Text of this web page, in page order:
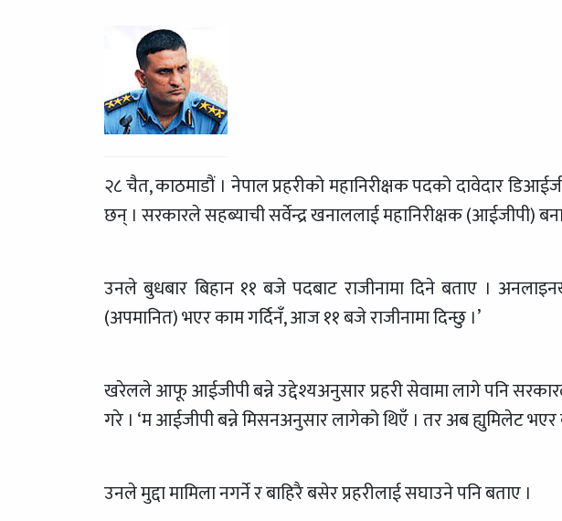
२८ चैत, काठमाडौं । नेपाल प्रहरीको महानिरीक्षक पदको दावेदार
छन् । सरकारले सहब्याची सर्वेन्द्र खनाललाई महानिरीक्षक (आईजीपी)
उनले बुधबार बिहान ११ बजे पदबाट राजीनामा दिने बताए ।
(अपमानित) भएर काम गर्दिनँ, आज ११ बजे राजीनामा दिन्छु ।’
खरेलले आफू आईजीपी बन्ने उद्देश्यअनुसार प्रहरी सेवामा लागे पनि
गरे । ‘म आईजीपी बन्ने मिसनअनुसार लागेको थिएँ । तर अब ह्युमिलेट भएर
उनले मुद्दा मामिला नगर्ने र बाहिरै बसेर प्रहरीलाई सघाउने पनि बताए ।